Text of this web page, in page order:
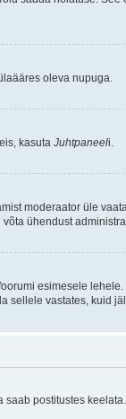
oleva nupuga.
kasuta Juhtpaneeli.
moderaator üle
ühendust
esimesele
sellele vastates, kuid
postitustes